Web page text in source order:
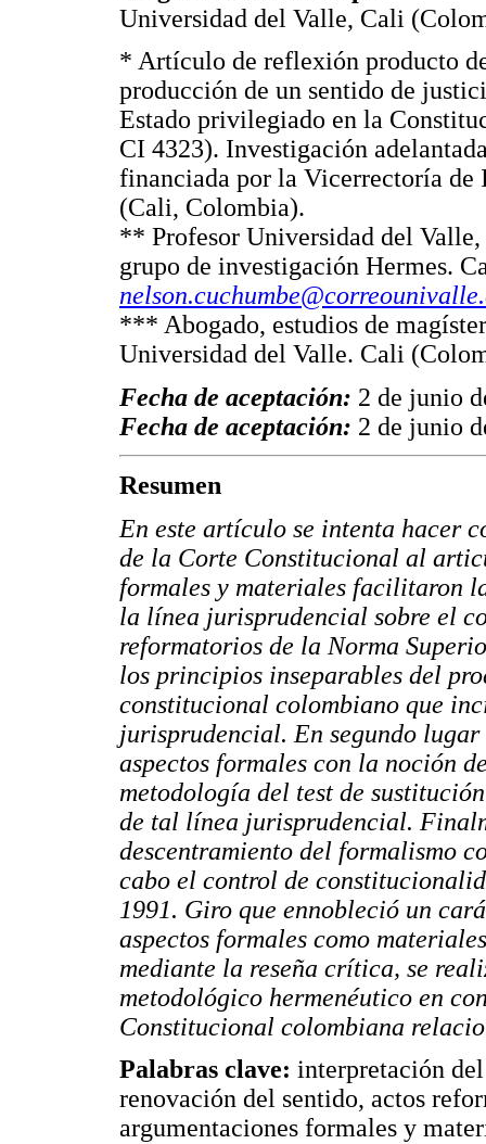
Universidad del Valle, Cali
* Artículo de reflexión producto
producción de un sentido de
Estado privilegiado en la
CI 4323). Investigación
financiada por la Vicerrectoría de
(Cali, Colombia).
** Profesor Universidad del
grupo de investigación Hermes.
*** Abogado, estudios de
Universidad del Valle. Cali
Fecha de aceptación: 2 de junio
Fecha de aceptación: 2 de junio
Resumen
En este artículo se intenta hacer
de la Corte Constitucional al
formales y materiales facilitaron
la línea jurisprudencial sobre el
reformatorios de la Norma
los principios inseparables del
constitucional colombiano que
jurisprudencial. En segundo
aspectos formales con la noción
metodología del test de
de tal línea jurisprudencial.
descentramiento del formalismo
cabo el control de
1991. Giro que ennobleció un
aspectos formales como
mediante la reseña crítica, se
metodológico hermenéutico en
Constitucional colombiana
Palabras clave: interpretación
renovación del sentido, actos
argumentaciones formales y